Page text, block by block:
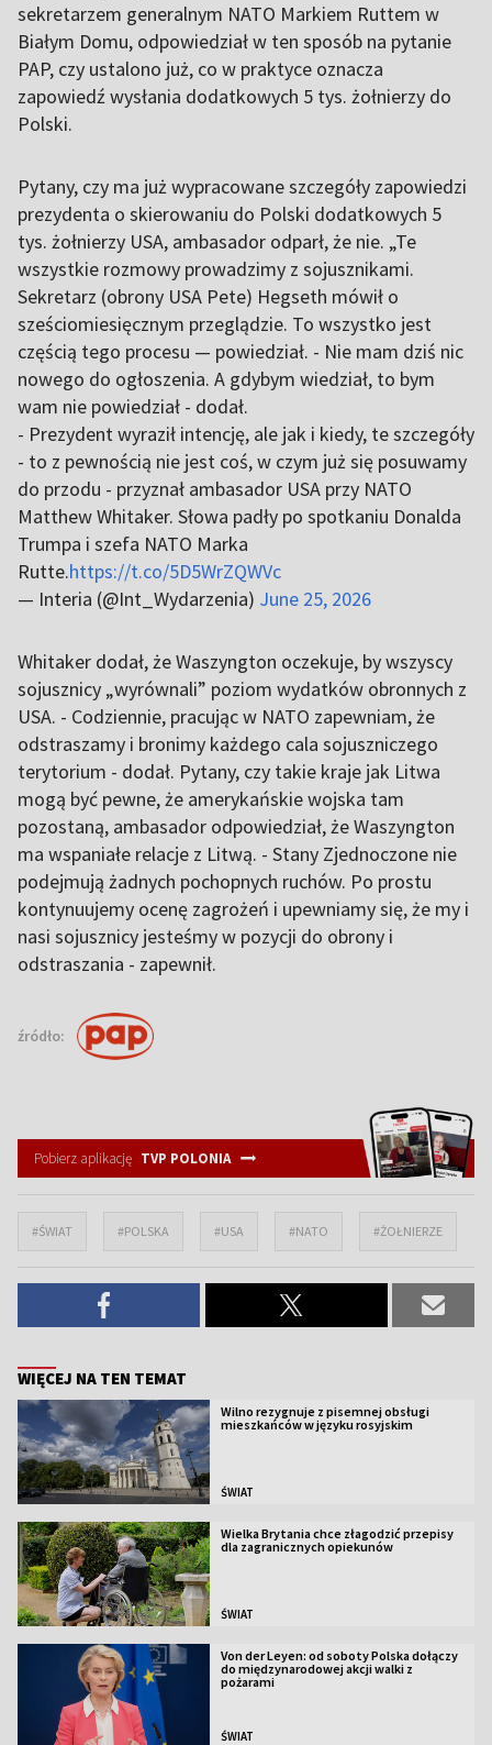
sekretarzem generalnym NATO Markiem Ruttem w
Białym Domu, odpowiedział w ten sposób na pytanie
PAP, czy ustalono już, co w praktyce oznacza
zapowiedź wysłania dodatkowych 5 tys. żołnierzy do
Polski.
Pytany, czy ma już wypracowane szczegóły zapowiedzi
prezydenta o skierowaniu do Polski dodatkowych 5
tys. żołnierzy USA, ambasador odparł, że nie. „Te
wszystkie rozmowy prowadzimy z sojusznikami.
Sekretarz (obrony USA Pete) Hegseth mówił o
sześciomiesięcznym przeglądzie. To wszystko jest
częścią tego procesu — powiedział. - Nie mam dziś nic
nowego do ogłoszenia. A gdybym wiedział, to bym
wam nie powiedział - dodał.
- Prezydent wyraził intencję, ale jak i kiedy, te szczegóły
- to z pewnością nie jest coś, w czym już się posuwamy
do przodu - przyznał ambasador USA przy NATO
Matthew Whitaker. Słowa padły po spotkaniu Donalda
Trumpa i szefa NATO Marka
Rutte.https://t.co/5D5WrZQWVc
— Interia (@Int_Wydarzenia) June 25, 2026
Whitaker dodał, że Waszyngton oczekuje, by wszyscy
sojusznicy „wyrównali” poziom wydatków obronnych z
USA. - Codziennie, pracując w NATO zapewniam, że
odstraszamy i bronimy każdego cala sojuszniczego
terytorium - dodał. Pytany, czy takie kraje jak Litwa
mogą być pewne, że amerykańskie wojska tam
pozostaną, ambasador odpowiedział, że Waszyngton
ma wspaniałe relacje z Litwą. - Stany Zjednoczone nie
podejmują żadnych pochopnych ruchów. Po prostu
kontynuujemy ocenę zagrożeń i upewniamy się, że my i
nasi sojusznicy jesteśmy w pozycji do obrony i
odstraszania - zapewnił.
źródło:
Pobierz aplikację TVP POLONIA
#ŚWIAT #POLSKA #USA #NATO #ŻOŁNIERZE
WIĘCEJ NA TEN TEMAT
Wilno rezygnuje z pisemnej obsługi
mieszkańców w języku rosyjskim
ŚWIAT
Wielka Brytania chce złagodzić przepisy
dla zagranicznych opiekunów
ŚWIAT
Von der Leyen: od soboty Polska dołączy
do międzynarodowej akcji walki z
pożarami
ŚWIAT